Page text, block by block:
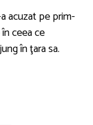
acuzat pe prim-
ceea ce
în ţara sa.